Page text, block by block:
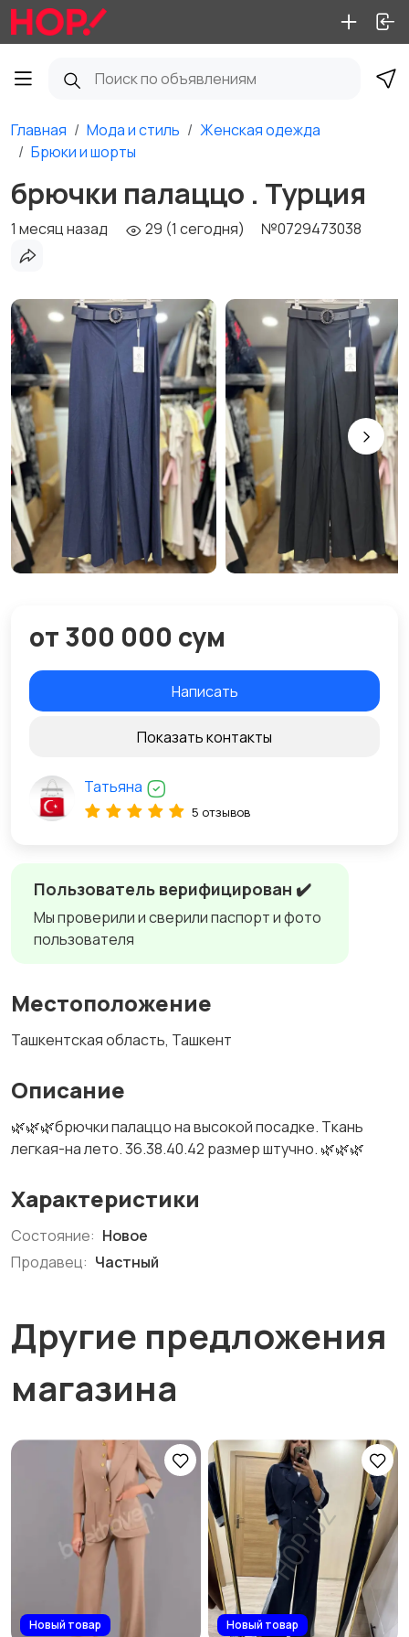
Главная Мода и стиль
Женская одежда
Брюки и шорты
брючки палаццо . Турция
1 месяц назад 29 (1 сегодня) №0729473038
Пользователь верифицирован ✔️
Мы проверили и сверили паспорт и фото
пользователя
Местоположение
Ташкентская область, Ташкент
Описание
🌿🌿🌿брючки палаццо на высокой посадке. Ткань
легкая-на лето. 36.38.40.42 размер штучно. 🌿🌿🌿
Характеристики
Состояние: Новое
Продавец: Частный
от 300 000 сум
Написать
Показать контакты
Татьяна
5 отзывов
Другие предложения
магазина
Новый товар Новый товар